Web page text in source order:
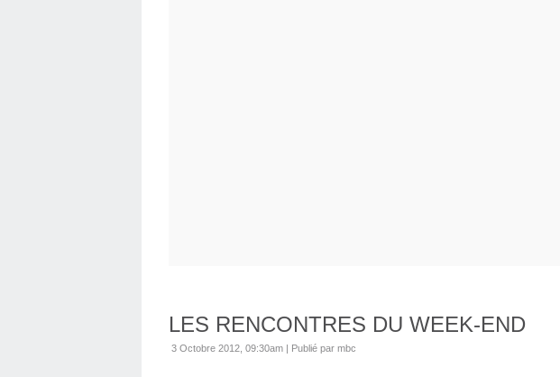
LES RENCONTRES DU WEEK-END
3 Octobre 2012, 09:30am | Publié par mbc